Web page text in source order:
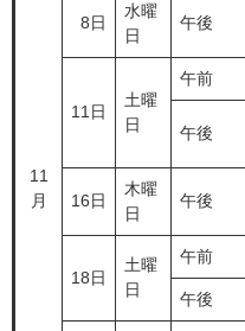
11
月
8日
水曜
日
午後
11日
土曜
日
午前
午後
16日
木曜
日
午後
18日
土曜
日
午前
午後